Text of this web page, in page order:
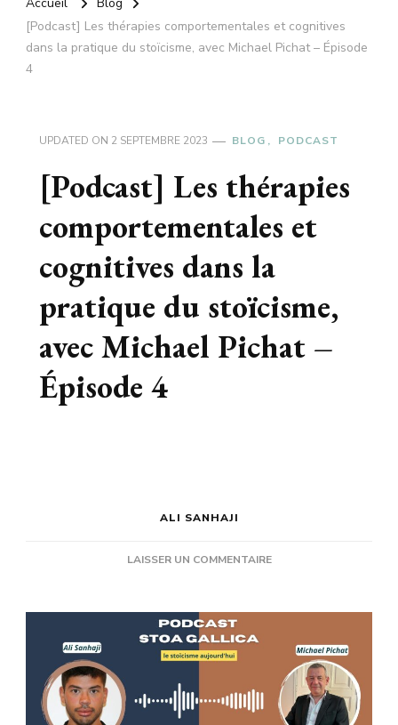
[Podcast] Les thérapies comportementales et cognitives
dans la pratique du stoïcisme, avec Michael Pichat – Épisode
4
UPDATED ON 2 SEPTEMBRE 2023 BLOG PODCAST
[Podcast] Les thérapies
comportementales et
cognitives dans la
pratique du stoïcisme,
avec Michael Pichat –
Épisode 4
ALI SANHAJI
LAISSER UN COMMENTAIRESUR
THÉRAPIES
COGNITIVES
DANS
LA